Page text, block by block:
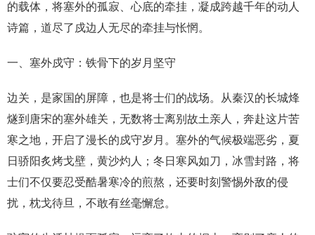
的载体，将塞外的孤寂、心底的牵挂，凝成跨越千年的动人
诗篇，道尽了戍边人无尽的牵挂与怅惘。
一、塞外戍守：铁骨下的岁月坚守
边关，是家国的屏障，也是将士们的战场。从秦汉的长城烽
燧到唐宋的塞外雄关，无数将士离别故土亲人，奔赴这片苦
寒之地，开启了漫长的戍守岁月。塞外的气候极端恶劣，夏
日骄阳炙烤戈壁，黄沙灼人；冬日寒风如刀，冰雪封路，将
士们不仅要忍受酷暑寒冷的煎熬，还要时刻警惕外敌的侵
扰，枕戈待旦，不敢有丝毫懈怠。